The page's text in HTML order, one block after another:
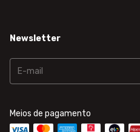
Newsletter
Meios de pagamento